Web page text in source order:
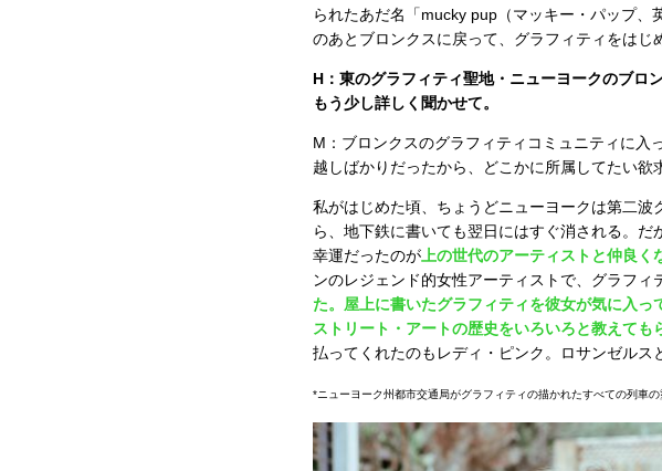
られたあだ名「mucky pup（マッキー・パップ
のあとブロンクスに戻って、グラフィティをはじ
H：東のグラフィティ聖地・ニューヨークのブロ
もう少し詳しく聞かせて。
M：ブロンクスのグラフィティコミュニティに入
越しばかりだったから、どこかに所属してたい欲
私がはじめた頃、ちょうどニューヨークは第二
ら、地下鉄に書いても翌日にはすぐ消される。だ
幸運だったのが 上の世代のアーティストと仲良く
ンのレジェンド的女性アーティストで、グラフィ
た。屋上に書いたグラフィティを彼女が気に入
ストリート・アートの歴史をいろいろと教えても
払ってくれたのもレディ・ピンク。ロサンゼルス
*ニューヨーク州都市交通局がグラフィティの描かれたすべての列車の